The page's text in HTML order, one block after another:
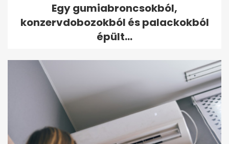
Egy gumiabroncsokból,
konzervdobozokból és palackokból
épült...